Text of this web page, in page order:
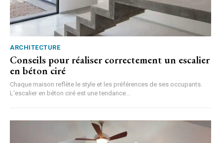
ARCHITECTURE
Conseils pour réaliser correctement un escalier
en béton ciré
Chaque maison reflète le style et les préférences de ses occupants.
L'escalier en béton ciré est une tendance...